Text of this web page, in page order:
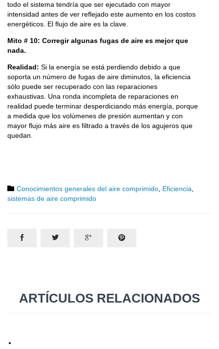
todo el sistema tendría que ser ejecutado con mayor
intensidad antes de ver reflejado este aumento en los costos
energéticos. El flujo de aire es la clave.
Mito # 10: Corregir algunas fugas de aire es mejor que
nada.
Realidad: Si la energía se está perdiendo debido a que
soporta un número de fugas de aire diminutos, la eficiencia
sólo puede ser recuperado con las reparaciones
exhaustivas. Una ronda incompleta de reparaciones en
realidad puede terminar desperdiciando más energía, porque
a medida que los volúmenes de presión aumentan y con
mayor flujo más aire es filtrado a través de los agujeros que
quedan.
 Category
Conocimientos generales del aire comprimido, Eficiencia,
sistemas de aire comprimido
   
ARTÍCULOS RELACIONADOS